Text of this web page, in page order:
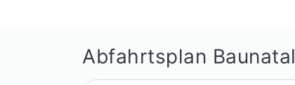
Abfahrtsplan Baunatal